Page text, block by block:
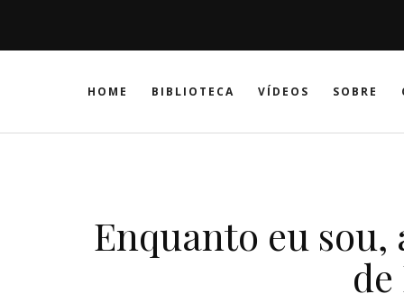
HOME BIBLIOTECA VÍDEOS SOBRE
Enquanto eu